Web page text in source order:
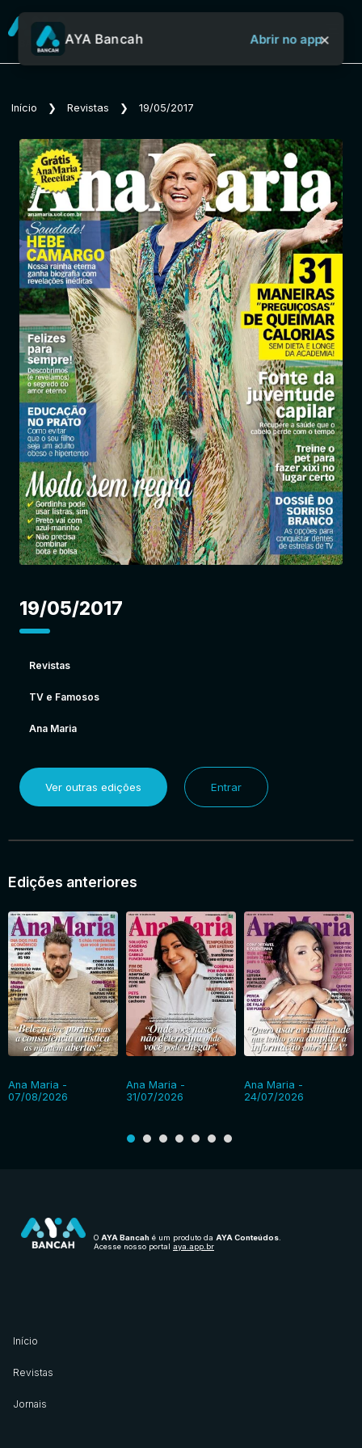
Sobre o Aya Bancah
Início
Revistas
Jornais
Notícias
Entrar
AYA Bancah Abrir no app×
Início ❯ Revistas ❯ 19/05/2017
19/05/2017
Revistas
TV e Famosos
Ana Maria
Ver outras edições Entrar
Edições anteriores
Ana Maria -
07/08/2026
Ana Maria -
31/07/2026
Ana Maria -
24/07/2026
O AYA Bancah é um produto da AYA Conteúdos
Acesse nosso portal aya.app.br
Início
Revistas
Jornais